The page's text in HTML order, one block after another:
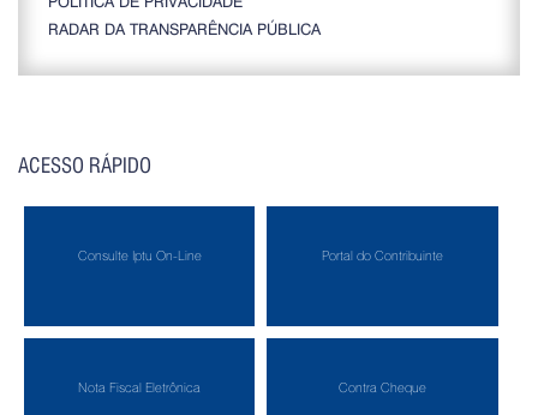
RADAR DA TRANSPARÊNCIA PÚBLICA
ACESSO RÁPIDO
Consulte Iptu On-Line Portal do Contribuinte
Nota Fiscal Eletrônica Contra Cheque